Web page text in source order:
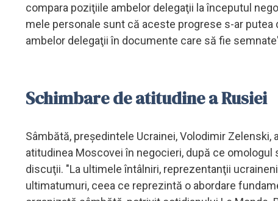
compara poziţiile ambelor delegaţii la începutul
mele personale sunt că aceste progrese s-ar
ambelor delegaţii în documente care să fie
Schimbare de atitudine a Rusiei
Sâmbătă, preşedintele Ucrainei, Volodimir
atitudinea Moscovei în negocieri, după ce
discuţii. "La ultimele întâlniri, reprezentanţii
ultimatumuri, ceea ce reprezintă o abordare